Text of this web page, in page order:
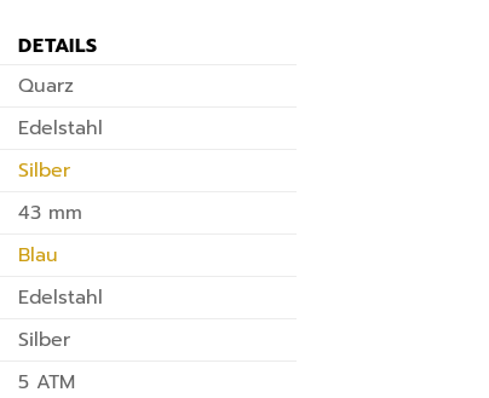
DETAILS
Quarz
Edelstahl
Silber
43 mm
Blau
Edelstahl
Silber
5 ATM